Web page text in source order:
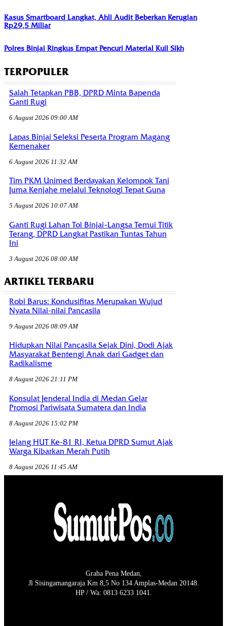
Kasus Smartboard Langkat, Ahli Audit Beberkan Kerugian
Rp29,5 Miliar
Polres Binjai Ringkus Empat Pencuri Material Kuil Sikh
TERPOPULER
Salah Tetapkan PBB, DPRD Minta Bapenda
Ganti Rugi
6 August 2026 09:00 AM
Lapas Binjai Seleksi Peserta Program Magang
Kemenaker
6 August 2026 11:32 AM
Tim PKM Unimed Berdayakan Kelompok Tani
Juma Kenjahe melalui Teknologi Tepat Guna
5 August 2026 10:07 AM
Ganti Rugi Lahan Tol Binjai–Langsa Temui Titik
Terang, DPRD Langkat Pastikan Tuntas Tahun
Ini
3 August 2026 08:00 AM
ARTIKEL TERBARU
Robi Barus: Kondusifitas Merupakan Wujud
Nyata Nilai-nilai Pancasila
9 August 2026 08:09 AM
Hidupkan Nilai Pancasila Sejak Dini, Dodi Ajak
Masyarakat Bentengi Anak dari Gadget dan
Radikalisme
8 August 2026 21:11 PM
Konsulat Jenderal India di Medan Gelar
Promosi Pariwisata Sumatera dan India
8 August 2026 15:02 PM
Jelang HUT Ke-81 RI, Ketua DPRD Sumut Ajak
Warga Kibarkan Merah Putih
8 August 2026 11:45 AM
Graha Pena Medan,
Jl Sisingamangaraja Km 8,5 No 134 Amplas-Medan 20148.
HP / Wa: 0813 6233 1041.